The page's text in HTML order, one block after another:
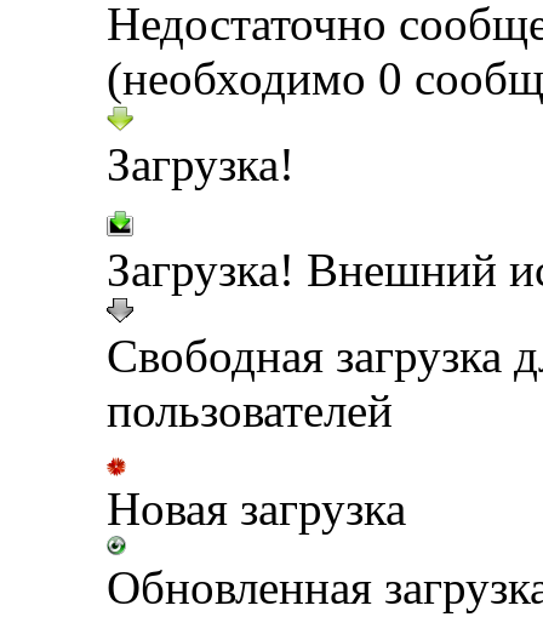
Недостаточно
(необходимо 0
Загрузка!
Загрузка! Внешний
Свободная загрузка
пользователей
Новая загрузка
Обновленная